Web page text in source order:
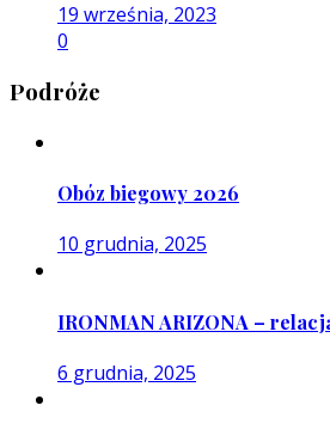
19 września, 2023
0
Podróże
Obóz biegowy 2026
10 grudnia, 2025
IRONMAN ARIZONA –
6 grudnia, 2025